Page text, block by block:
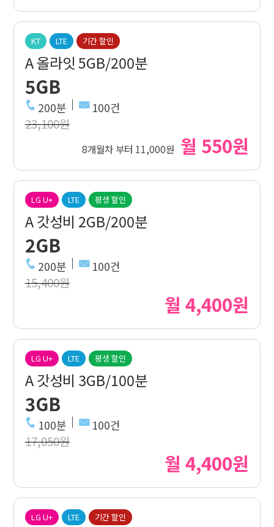
KT LTE 기간 할인
A 올라잇 5GB/200분
5GB
200분 100건
23,100원
8개월차 부터 11,000원 월 550원
LG U+ LTE 평생 할인
A 갓성비 2GB/200분
2GB
200분 100건
15,400원
월 4,400원
LG U+ LTE 평생 할인
A 갓성비 3GB/100분
3GB
100분 100건
17,050원
월 4,400원
LG U+ LTE 기간 할인